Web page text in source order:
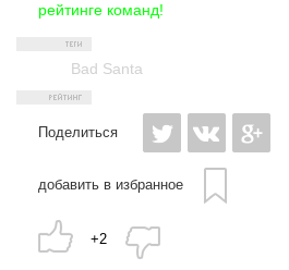
рейтинге команд!
Bad Santa
Поделиться
добавить в избранное
+2